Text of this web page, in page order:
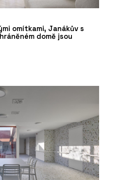
omítkami, Janákův s
domě jsou